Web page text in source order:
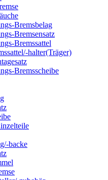
Bremsbelag
Bremsensatz
Bremssattel
halter(Träger)
Bremsscheibe
backe